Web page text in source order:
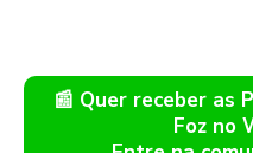
📰 Quer receber as
Foz no